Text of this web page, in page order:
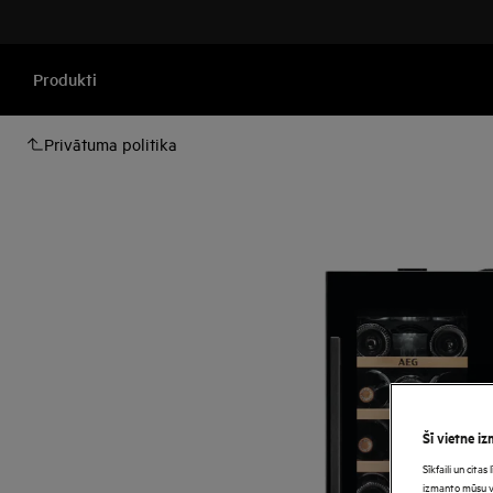
Produkti
Privātuma politika
Šī vietne
Sīkfaili un
izmanto mūsu